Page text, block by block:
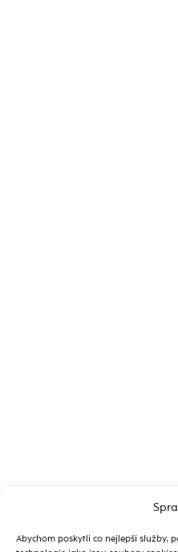
Abychom poskytli co nejlepší služby,